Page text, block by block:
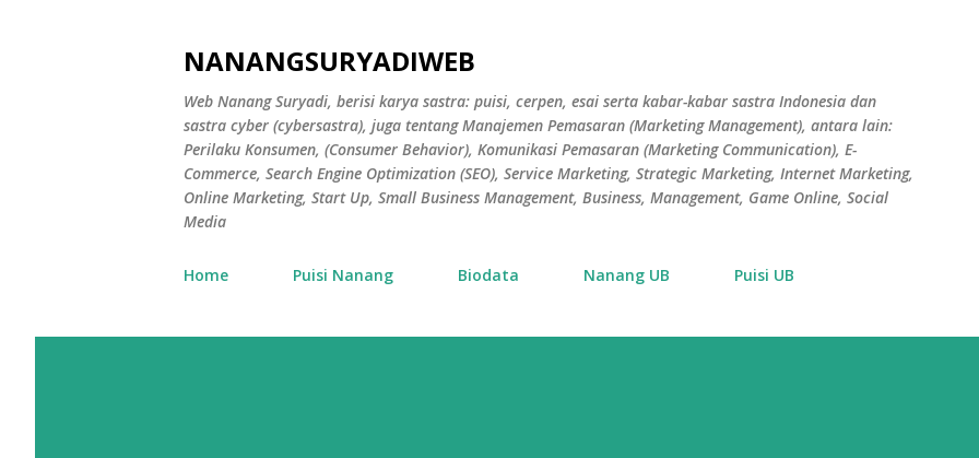
NANANGSURYADIWEB
Web Nanang Suryadi, berisi karya sastra: puisi, cerpen, esai serta kabar-kabar sastra Indonesia dan
sastra cyber (cybersastra), juga tentang Manajemen Pemasaran (Marketing Management), antara lain:
Perilaku Konsumen, (Consumer Behavior), Komunikasi Pemasaran (Marketing Communication), E-
Commerce, Search Engine Optimization (SEO), Service Marketing, Strategic Marketing, Internet Marketing,
Online Marketing, Start Up, Small Business Management, Business, Management, Game Online, Social
Media
Home Puisi Nanang Biodata Nanang UB Puisi UB